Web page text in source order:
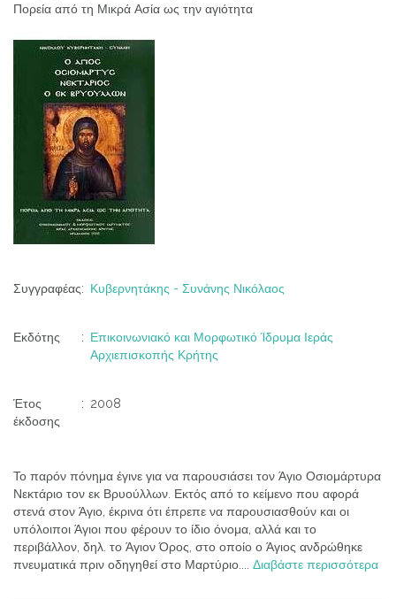
Πορεία από τη Μικρά Ασία ως την αγιότητα
Συγγραφέας: Κυβερνητάκης - Συνάνης Νικόλαος
Εκδότης : Επικοινωνιακό και Μορφωτικό Ίδρυμα Ιεράς
Αρχιεπισκοπής Κρήτης
Έτος
έκδοσης
: 2008
Το παρόν πόνημα έγινε για να παρουσιάσει τον Άγιο Οσιομάρτυρα
Νεκτάριο τον εκ Βρυούλλων. Εκτός από το κείμενο που αφορά
στενά στον Άγιο, έκρινα ότι έπρεπε να παρουσιασθούν και οι
υπόλοιποι Άγιοι που φέρουν το ίδιο όνομα, αλλά και το
περιβάλλον, δηλ. το Άγιον Όρος, στο οποίο ο Άγιος ανδρώθηκε
πνευματικά πριν οδηγηθεί στο Μαρτύριο.... Διαβάστε περισσότερα